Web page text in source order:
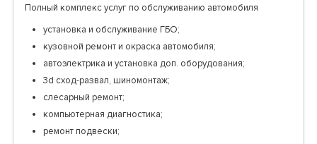
Полный комплекс услуг по обслуживанию автомобиля
установка и обслуживание ГБО;
кузовной ремонт и окраска автомобиля;
автоэлектрика и установка доп. оборудования;
3d сход-развал, шиномонтаж;
слесарный ремонт;
компьютерная диагностика;
ремонт подвески;